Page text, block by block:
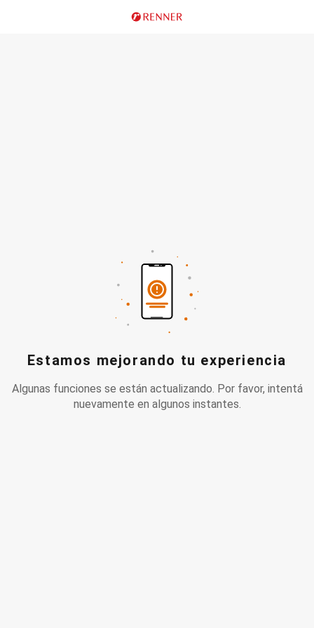
Estamos mejorando tu experiencia
Algunas funciones se están actualizando. Por favor, intentá
nuevamente en algunos instantes.